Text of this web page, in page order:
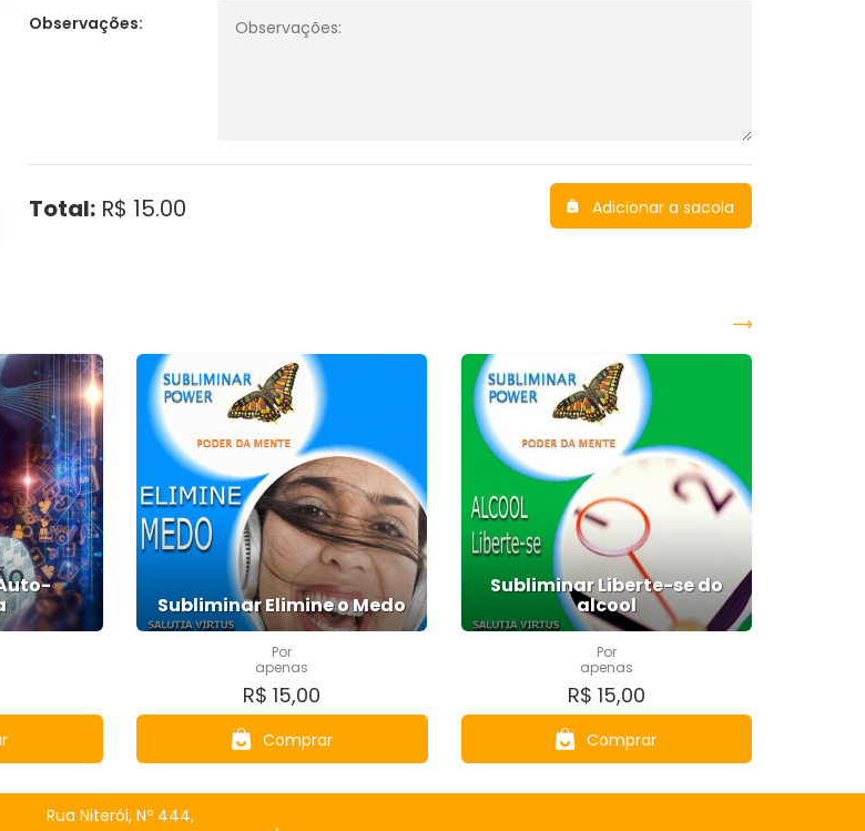
Observações:
Total:R$ 15.00 Adicionar a sacola
Subliminar Elimine o Medo
Por
apenas
R$ 15,00
Comprar
Subliminar Liberte-se do
alcool
Por
apenas
R$ 15,00
Comprar
Rua Niterói, Nº 444,